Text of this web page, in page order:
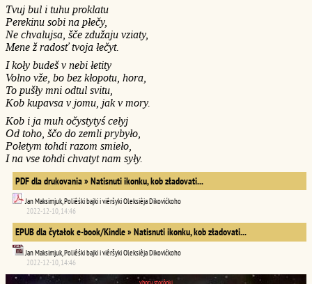
Tvuj bul i tuhu proklatu
Perekinu sobi na płečy,
Ne chvalujsa, šče zdužaju vziaty,
Mene ž radosť tvoja łečyt.
I koły budeš v nebi łetity
Volno vže, bo bez kłopotu, hora,
To pušły mni odtul svitu,
Kob kupavsa v jomu, jak v mory.
Kob i ja muh očystytyś cełyj
Od toho, ščo do zemli prybyło,
Połetym tohdi razom smieło,
I na vse tohdi chvatyt nam syły.
PDF dla drukovania » Natisnuti ikonku, kob zładovati...
Jan Maksimjuk, Poliêśki bajki i viêršyki Oleksiêja Dikovićkoho
2022-12-10, 14:46
EPUB dla čytałok e-book/Kindle » Natisnuti ikonku, kob zładovati...
Jan Maksimjuk, Poliêśki bajki i viêršyki Oleksiêja Dikovićkoho
2022-12-10, 14:46
vhoru storônki